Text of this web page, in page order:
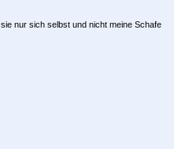
nur sich selbst und nicht meine Schafe